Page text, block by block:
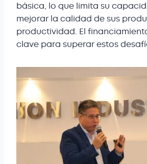
básica, lo que limita su
mejorar la calidad de sus
productividad. El
clave para superar estos